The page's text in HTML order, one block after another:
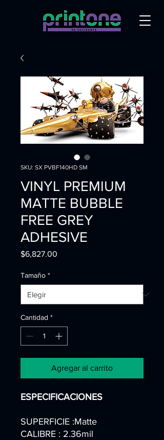
SKU: SX PVBF140HD SM
VINYL PREMIUM
MATTE BUBBLE
FREE GREY
ADHESIVE
$6,827.00
Tamaño *
Cantidad *
Agregar al carrito
ESPECIFICACIONES
SUPERFICIE :Matte
CALIBRE : 2.36mil